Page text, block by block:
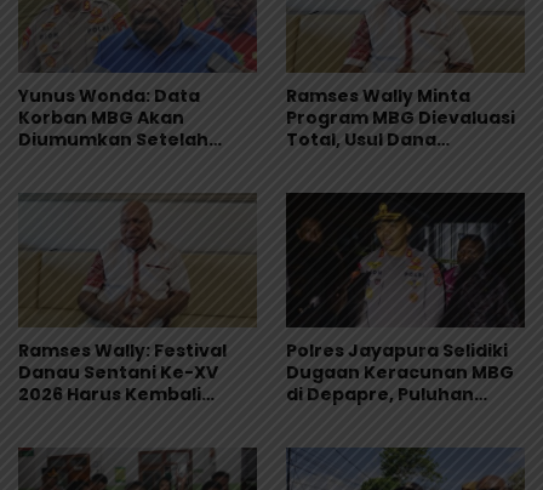
Yunus Wonda: Data
Korban MBG Akan
Diumumkan Setelah
Ramses Wally Minta
Program MBG Dievaluasi
Total, Usul Dana
Ramses Wally: Festival
Danau Sentani Ke-XV
2026 Harus Kembali
Polres Jayapura Selidiki
Dugaan Keracunan MBG
di Depapre, Puluhan